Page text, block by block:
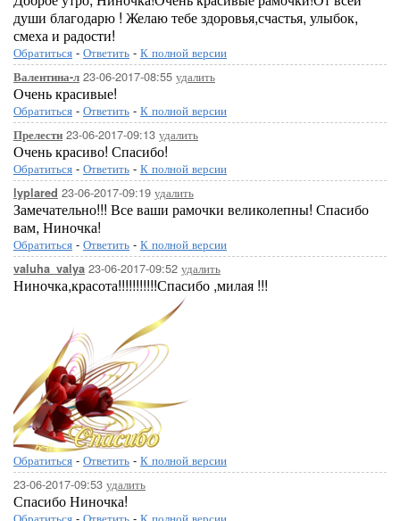
души благодарю ! Желаю тебе здоровья,счастья, улыбок,
смеха и радости!
Обратиться - Ответить - К полной версии
Валентина-л 23-06-2017-08:55 удалить
Очень красивые!
Обратиться - Ответить - К полной версии
Прелести 23-06-2017-09:13 удалить
Очень красиво! Спасибо!
Обратиться - Ответить - К полной версии
lyplared 23-06-2017-09:19 удалить
Замечательно!!! Все ваши рамочки великолепны! Спасибо
вам, Ниночка!
Обратиться - Ответить - К полной версии
valuha_valya 23-06-2017-09:52 удалить
Ниночка,красота!!!!!!!!!!!Спасибо ,милая !!!
Обратиться - Ответить - К полной версии
23-06-2017-09:53 удалить
Спасибо Ниночка!